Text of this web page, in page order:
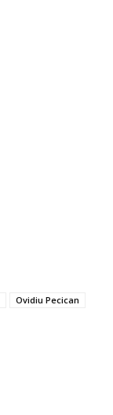
Ovidiu Pecican